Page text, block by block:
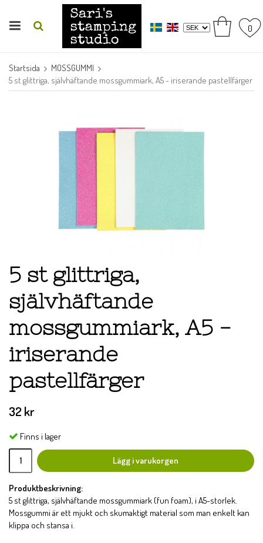
0
Startsida
MOSSGUMMI
5 st glittriga, självhäftande mossgummiark, A5 - iriserande pastellfärger
5 st glittriga,
självhäftande
mossgummiark, A5 -
iriserande
pastellfärger
32 kr
Finns i lager
Lägg i varukorgen
Produktbeskrivning:
5 st glittriga, självhäftande mossgummiark (fun foam), i A5-storlek.
Mossgummi är ett mjukt och skumaktigt material som man enkelt kan
klippa och stansa i.